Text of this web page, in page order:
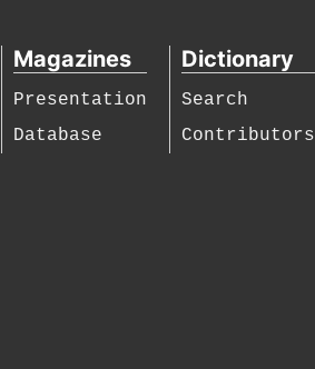
Magazines
Presentation
Database
Dictionary
Search
Contributors